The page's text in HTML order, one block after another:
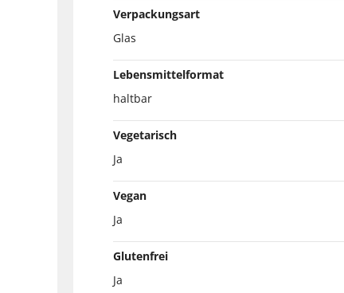
Verpackungsart
Glas
Lebensmittelformat
haltbar
Vegetarisch
Ja
Vegan
Ja
Glutenfrei
Ja